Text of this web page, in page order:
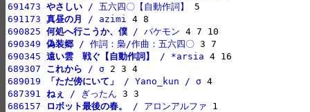
691473 やさしい / 五六四〇【自動作詞】
691173 真昼の月 / azimi
690825 何処へ行こうか、僕 / バケモン
690349 偽装郷 / 作詞：梟/作曲：五六四〇
690345 遠い雲　戦ぐ【自動作詞】 / *arsia
689307 これから / σ
689019
「ただ傍にいて」 / Yano_kun / σ
687391 ねぇ / ぎったん
686157
ロボット最後の春。 / アロンアルファ